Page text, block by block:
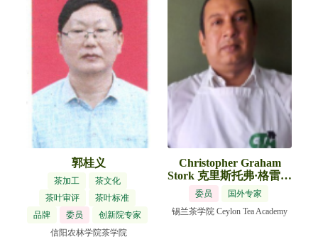
郭桂义
茶加工
茶文化
茶叶审评
茶叶标准
品牌
委员
创新院专家
信阳农林学院茶学院
Christopher Graham
Stork 克里斯托弗·格雷姆
·斯托克
委员
国外专家
锡兰茶学院 Ceylon Tea Academy